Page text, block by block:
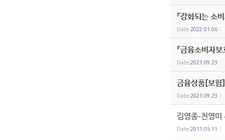
『강화되는 소
Date 2022.01.06
『금융소비자
Date 2021.09.23
금융상품[보험
Date 2021.09.23
김영종-천영미
Date 2011.05.11